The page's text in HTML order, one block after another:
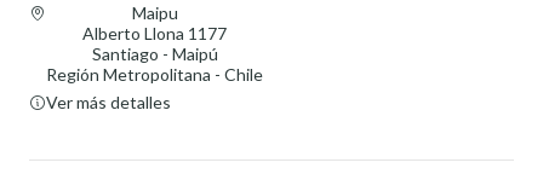
Maipu
Alberto Llona 1177
Santiago - Maipú
Región Metropolitana - Chile
Ver más detalles